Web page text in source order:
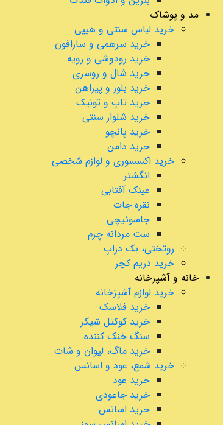
مد و پوشاک
خرید لباس سنتی و هیپی
خرید سرهمی و سارافون
خرید رودوشی و رویه
خرید شال و روسری
خرید بلوز و پیراهن
خرید تاپ و تونیک
خرید شلوار سنتی
خرید پانچو
خرید دامن
خرید اکسسوری و لوازم شخصی
انگشتر
عینک آفتابی
نقره جات
جاسوئیچی
ست مردانه چرم
روتختی، بک دراپ
خرید دریم کچر
خانه و آشپزخانه
خرید لوازم آشپزخانه
خرید فلاسک
خرید کوکتل شیکر
سنگ خنک کننده
خرید ماگ، لیوان و شات
خرید شمع، عود و اسانس
خرید عود
خرید جاعودی
خرید اسانس